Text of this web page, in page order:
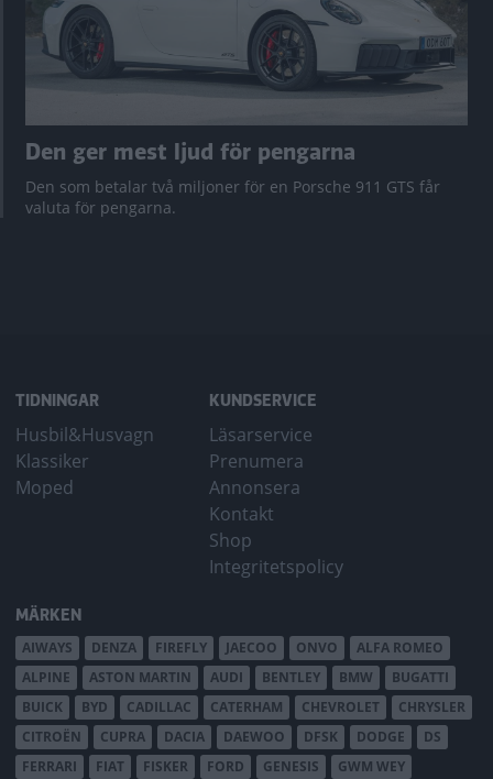
Den ger mest ljud för pengarna
Den som betalar två miljoner för en Porsche 911 GTS får
valuta för pengarna.
TIDNINGAR
Husbil&Husvagn
Klassiker
Moped
KUNDSERVICE
Läsarservice
Prenumera
Annonsera
Kontakt
Shop
Integritetspolicy
MÄRKEN
AIWAYS DENZA FIREFLY JAECOO ONVO
ALFA ROMEO
ALPINE
ASTON MARTIN AUDI BENTLEY BMW
BUGATTI
BUICK
BYD CADILLAC CATERHAM CHEVROLET
CHRYSLER
CITROËN
CUPRA DACIA DAEWOO DFSK DODGE
DS
FERRARI
FIAT FISKER FORD GENESIS GWM WEY